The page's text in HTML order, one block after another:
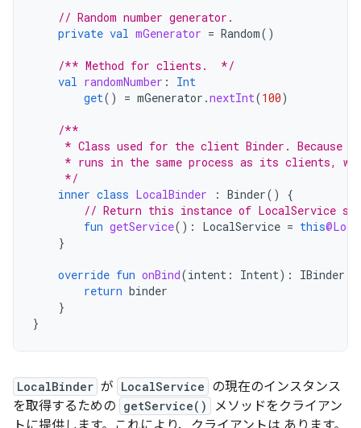
// Random number generator.
private val mGenerator = Random()
/** Method for clients.  */
val randomNumber :
Int
get() = mGenerator .nextInt(100)
/**
* Class used for the client Binder. Because
* runs in the same process as its clients,
     */
inner class LocalBinder : Binder()
{
// Return this instance of LocalService
fun getService(): LocalService = this
}
override fun onBind(intent : Intent): IBinder
return binder
}
}
LocalBinder が LocalService の現在のインスタンス
を取得するための getService()
メソッドをクライアン